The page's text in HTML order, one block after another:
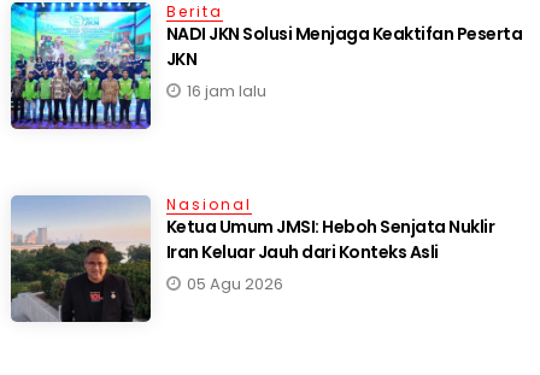
Berita
NADI JKN Solusi Menjaga Keaktifan Peserta
JKN
16 jam lalu
Nasional
Ketua Umum JMSI: Heboh Senjata Nuklir
Iran Keluar Jauh dari Konteks Asli
05 Agu 2026